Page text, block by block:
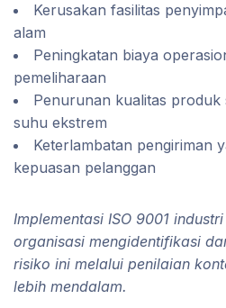
Kerusakan fasilitas
alam
Peningkatan biaya
pemeliharaan
Penurunan kualitas produk
suhu ekstrem
Keterlambatan pengiriman
kepuasan pelanggan
Implementasi ISO 9001
organisasi mengidentifikasi
risiko ini melalui penilaian
lebih mendalam.